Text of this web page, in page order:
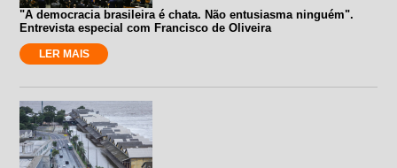
"A democracia brasileira é chata. Não entusiasma ninguém".
Entrevista especial com Francisco de Oliveira
LER MAIS